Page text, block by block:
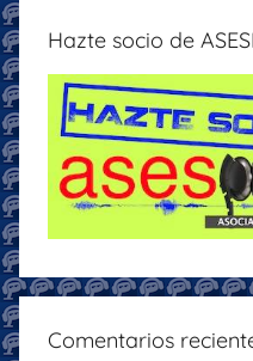
Hazte socio de
Comentarios